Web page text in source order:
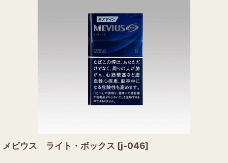
メビウス ライト・ボックス [j-046]